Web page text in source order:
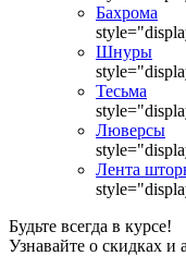
Бахрома
Шнуры
Тесьма
Люверсы
Лента
Будьте всегда в курсе!
Узнавайте о скидках и